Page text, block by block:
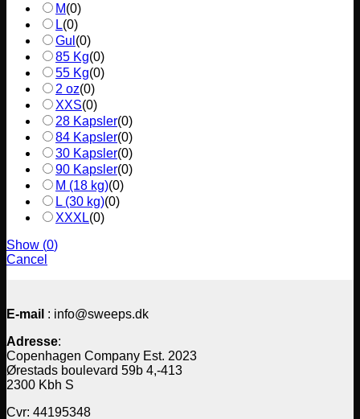
M(0)
L(0)
Gul (0)
85 Kg(0)
55 Kg(0)
2 oz(0)
XXS(0)
28 Kapsler(0)
84 Kapsler(0)
30 Kapsler(0)
90 Kapsler(0)
M (18 kg)(0)
L (30 kg)(0)
XXXL(0)
Show (0)
Cancel
E-mail : info@sweeps.dk
Adresse:
Copenhagen Company Est. 2023
Ørestads boulevard 59b 4,-413
2300 Kbh S
Cvr: 44195348